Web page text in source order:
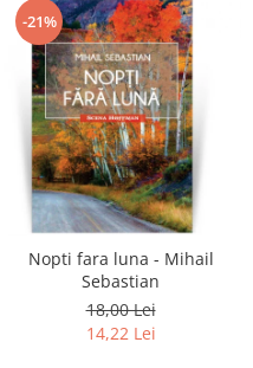
-21%
Nopti fara luna - Mihail
Sebastian
18,00 Lei
14,22 Lei